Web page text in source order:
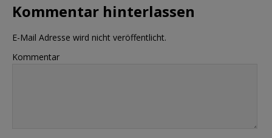
Kommentar hinterlassen
E-Mail Adresse wird nicht veröffentlicht.
Kommentar